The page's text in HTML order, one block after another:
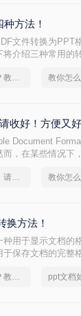
方法！
文件转换为PPT
介绍三种常用的
ppt文档如何转换成pdf？教你一个小技巧 教你怎
收好！方便又好
Document
，在某些情况下
种将PDF文件转换
这份ppt文档转pdf教程，请收好！
换方法！
用于显示文档的
保存文档的完整
文件。
ppt文档如何转换成pdf？教你一个小技巧